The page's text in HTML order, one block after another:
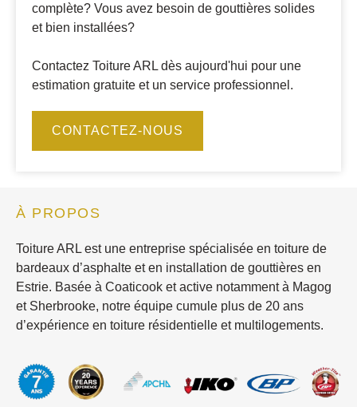
complète? Vous avez besoin de gouttières solides
et bien installées?
Contactez Toiture ARL dès aujourd'hui pour une
estimation gratuite et un service professionnel.
CONTACTEZ-NOUS
À PROPOS
Toiture ARL est une entreprise spécialisée en toiture de
bardeaux d’asphalte et en installation de gouttières en
Estrie. Basée à Coaticook et active notamment à Magog
et Sherbrooke, notre équipe cumule plus de 20 ans
d’expérience en toiture résidentielle et multilogements.